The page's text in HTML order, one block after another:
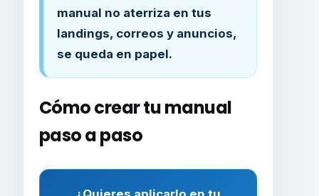
manual no aterriza en tus
landings, correos y anuncios,
se queda en papel.
Cómo crear tu manual
paso a paso